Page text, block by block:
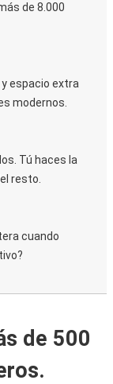
de 8.000
espacio extra
modernos.
Tú haces la
resto.
cuando
de 500